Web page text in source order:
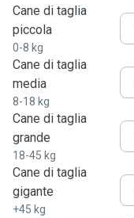
Cane di taglia
piccola
0-8 kg
Cane di taglia
media
8-18 kg
Cane di taglia
grande
18-45 kg
Cane di taglia
gigante
+45 kg